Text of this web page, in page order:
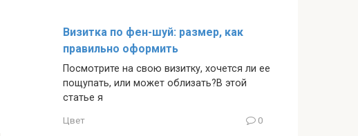
Визитка по фен-шуй: размер, как
правильно оформить
Посмотрите на свою визитку, хочется ли ее
пощупать, или может облизать?В этой
статье я
Цвет 0